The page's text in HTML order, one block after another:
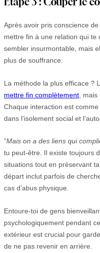
Après avoir pris conscience
mettre fin à une relation qui te
sembler insurmontable, mais
plus de souffrance.
La méthode la plus efficace ?
mettre fin complètement ,
Chaque interaction est
dans l’isolement social et
“Mais on a des liens qui
tu peut-être. Il existe toujours
situations tout en préservant
départ inclut parfois de
cas d’abus physique.
Entoure-toi de gens
psychologiquement pendant
extérieur est crucial pour
de ne pas revenir en arrière.